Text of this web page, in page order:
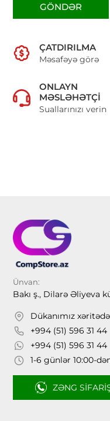
GÖNDƏR
ÇATDIRILMA
Məsafəyə görə
ONLAYN
MƏSLƏHƏTÇI
Suallarınızı verin
Ünvan:
Bakı ş., Dilarə Əliyeva
Dükanımız xəritədə
+994 (51) 596 31 44
+994 (51) 596 31 44
1-6 günlər 10:00-
ZƏNG